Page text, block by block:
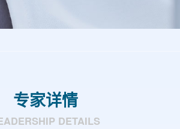
专家详情
DETAILS